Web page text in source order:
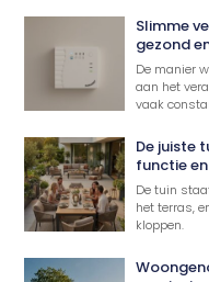
Slimme
gezond
De manier
aan het
vaak
De juiste
functie
De tuin
het terras,
kloppen.